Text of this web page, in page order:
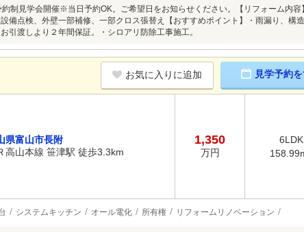
制見学会開催※当日予約OK。ご希望日をお知らせください。【リフォーム内
備点検、外壁一部補修、一部クロス張替え【おすすめポイント】・雨漏り、構
引渡しより２年間保証。・シロアリ防除工事施工。
お気に入りに追加 見学予約
県富山市長附
高山本線 笹津駅 徒歩3.3km
1,350
万円
6LDK
システムキッチン オール電化 所有権 リフォームリノベーション